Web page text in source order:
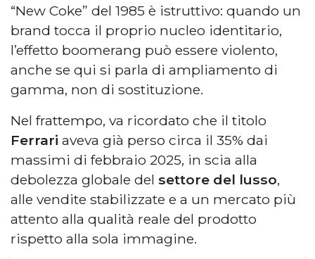
“New Coke” del 1985 è istruttivo: quando un
brand tocca il proprio nucleo identitario,
l’effetto boomerang può essere violento,
anche se qui si parla di ampliamento di
gamma, non di sostituzione.
Nel frattempo, va ricordato che il titolo
Ferrari aveva già perso circa il 35% dai
massimi di febbraio 2025, in scia alla
debolezza globale del settore del lusso,
alle vendite stabilizzate e a un mercato più
attento alla qualità reale del prodotto
rispetto alla sola immagine.